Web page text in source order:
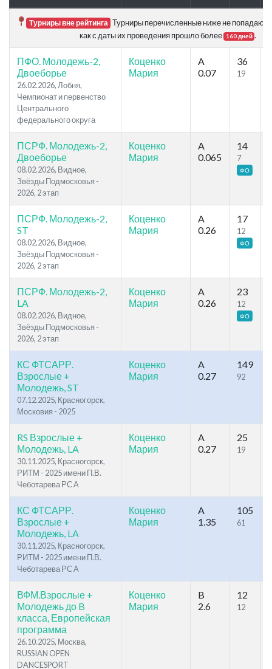
Турниры вне рейтинга Турниры перечисленные ниже не попадают в
как с даты их проведения прошло более
160 дней .
ПФО. Молодежь-2,
Двоеборье
26.02.2026, Лобня,
Чемпионат и первенство
Центрального
федерального округа
Коценко
Мария
A
0.07
36
19
ПСРФ. Молодежь-2,
Двоеборье
08.02.2026, Видное,
Звёзды Подмосковья -
2026, 2 этап
Коценко
Мария
A
0.065
14
7
ФО
ПСРФ. Молодежь-2,
ST
08.02.2026, Видное,
Звёзды Подмосковья -
2026, 2 этап
Коценко
Мария
A
0.26
17
12
ФО
ПСРФ. Молодежь-2,
LA
08.02.2026, Видное,
Звёзды Подмосковья -
2026, 2 этап
Коценко
Мария
A
0.26
23
12
ФО
КС ФТСАРР.
Взрослые +
Молодежь, ST
07.12.2025, Красногорск,
Московия - 2025
Коценко
Мария
A
0.27
149
92
RS Взрослые +
Молодежь, LA
30.11.2025, Красногорск,
РИТМ - 2025 имени П.В.
Чеботарева РС А
Коценко
Мария
A
0.27
25
19
КС ФТСАРР.
Взрослые +
Молодежь, LA
30.11.2025, Красногорск,
РИТМ - 2025 имени П.В.
Чеботарева РС А
Коценко
Мария
A
1.35
105
61
ВФМ.Взрослые +
Молодежь до B
класса, Европейская
программа
26.10.2025, Москва,
RUSSIAN OPEN
DANCESPORT
Коценко
Мария
B
2.6
12
12